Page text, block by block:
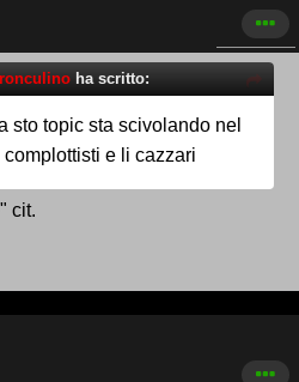
ha scritto:
sto topic sta scivolando nel
e li cazzari
cit.